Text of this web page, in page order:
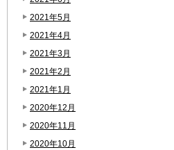
2021年5月
2021年4月
2021年3月
2021年2月
2021年1月
2020年12月
2020年11月
2020年10月